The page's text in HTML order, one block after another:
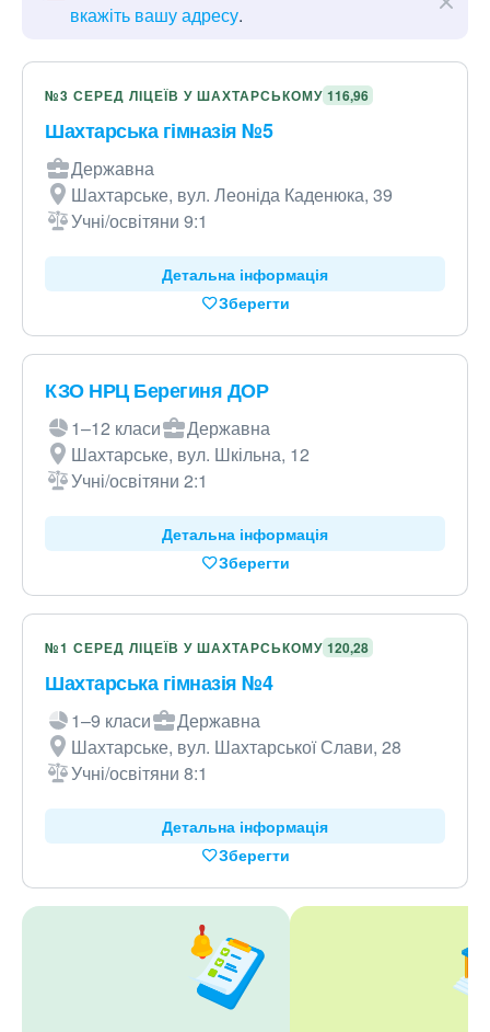
вкажіть вашу адресу.
№3 СЕРЕД ЛІЦЕЇВ У ШАХТАРСЬКОМУ 116,96
Шахтарська гімназія №5
Державна
Шахтарське, вул. Леоніда Каденюка, 39
Учні/освітяни 9:1
Детальна інформація
Зберегти
КЗО НРЦ Берегиня ДОР
1–12 класи
Державна
Шахтарське, вул. Шкільна, 12
Учні/освітяни 2:1
Детальна інформація
Зберегти
№1 СЕРЕД ЛІЦЕЇВ У ШАХТАРСЬКОМУ 120,28
Шахтарська гімназія №4
1–9 класи
Державна
Шахтарське, вул. Шахтарської Слави, 28
Учні/освітяни 8:1
Детальна інформація
Зберегти